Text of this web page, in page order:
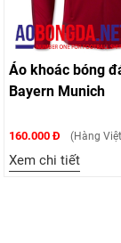
Áo khoác bóng
Bayern Munich
160.000 Đ (Hàng
Xem chi tiết